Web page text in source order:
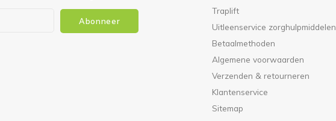
Abonneer
Traplift
Uitleenservice zorghulpmiddelen
Betaalmethoden
Algemene voorwaarden
Verzenden & retourneren
Klantenservice
Sitemap